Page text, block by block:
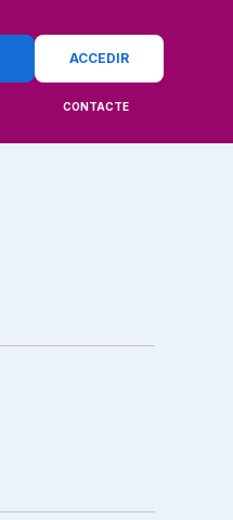
ACCEDIR
CONTACTE